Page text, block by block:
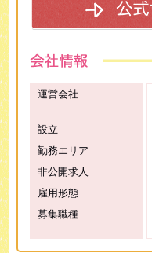
運営会社
設立
勤務エリア
非公開求人
雇用形態
募集職種